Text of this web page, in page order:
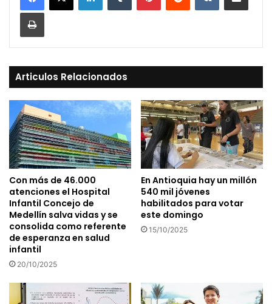
Print
Articulos Relacionados
Con más de 46.000
atenciones el Hospital
Infantil Concejo de
Medellín salva vidas y se
consolida como referente
de esperanza en salud
infantil
20/10/2025
En Antioquia hay un millón
540 mil jóvenes
habilitados para votar
este domingo
15/10/2025